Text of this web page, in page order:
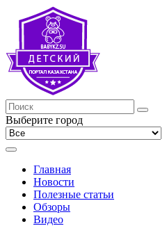
Выберите город
Главная
Новости
Полезные статьи
Обзоры
Видео